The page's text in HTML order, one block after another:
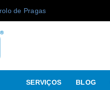
de Pragas
SERVIÇOS BLOG